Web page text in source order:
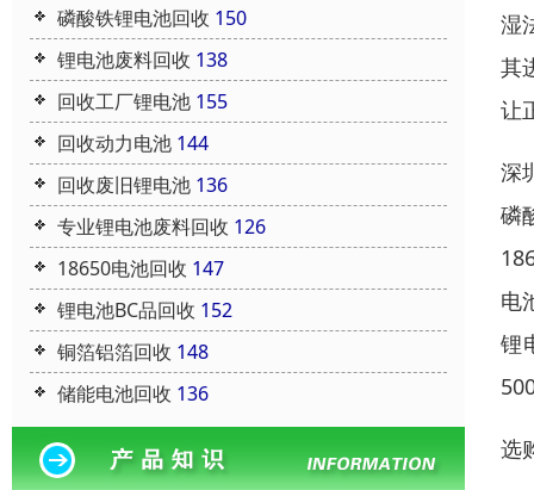
磷酸铁锂电池回收 150
锂电池废料回收 138
回收工厂锂电池 155
回收动力电池 144
回收废旧锂电池 136
专业锂电池废料回收 126
18650电池回收 147
锂电池BC品回收 152
铜箔铝箔回收 148
储能电池回收 136
湿
其
让
深
磷
电
锂
选